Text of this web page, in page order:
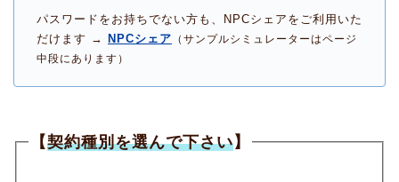
パスワードをお持ちでない方も、NPCシェアをご利用いた
だけます →
NPCシェア （サンプルシミュレーターはページ
中段にあります）
【契約種別を選んで下さい】